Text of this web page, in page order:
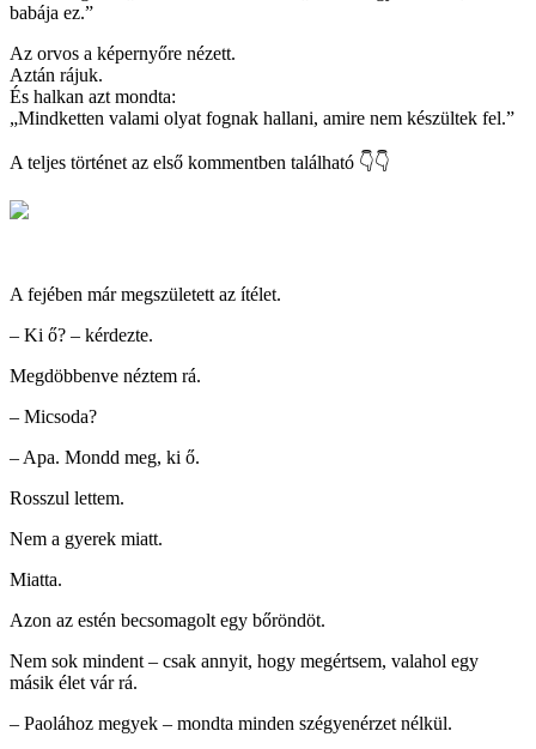
babája ez.”
Az orvos a képernyőre nézett.
Aztán rájuk.
És halkan azt mondta:
„Mindketten valami olyat fognak hallani, amire nem készültek fel.”
A teljes történet az első kommentben található 👇👇
A fejében már megszületett az ítélet.
– Ki ő? – kérdezte.
Megdöbbenve néztem rá.
– Micsoda?
– Apa. Mondd meg, ki ő.
Rosszul lettem.
Nem a gyerek miatt.
Miatta.
Azon az estén becsomagolt egy bőröndöt.
Nem sok mindent – ​​csak annyit, hogy megértsem, valahol egy
másik élet vár rá.
– Paolához megyek – mondta minden szégyenérzet nélkül.